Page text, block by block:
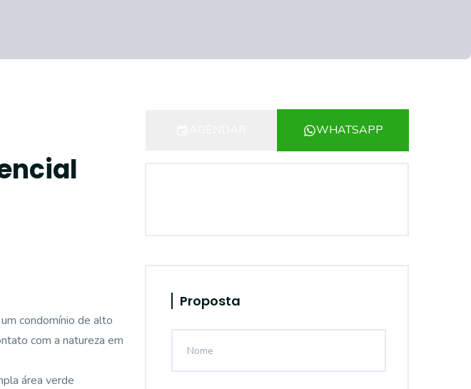
condomínio de alto
com a natureza em
área verde
WHATSAPP
Proposta